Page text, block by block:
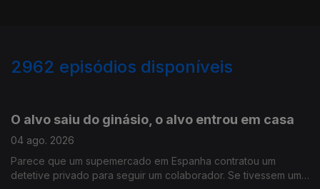
2962 episódios disponíveis
O alvo saiu do ginásio, o alvo entrou em casa
04 ago. 2026
Parece que um supemercado em Espanha contratou um
detetive privado para seguir um colaborador. Se tivessem um